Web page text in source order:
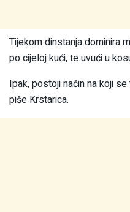
Tijekom dinstanja dominira
po cijeloj kući, te uvući u
Ipak, postoji način na koji
piše Krstarica.